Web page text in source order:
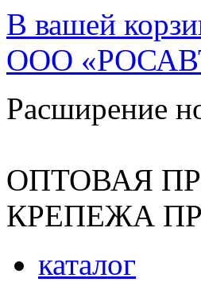
В вашей
ООО
Расширение
ОПТОВАЯ
КРЕПЕЖА
каталог